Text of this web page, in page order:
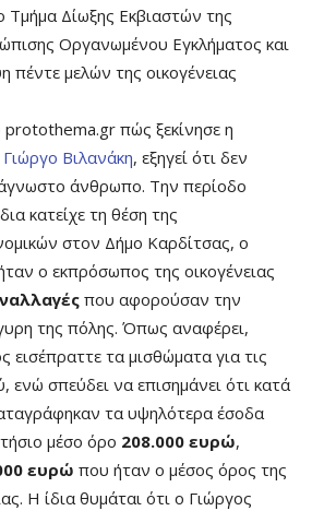
Τμήμα Δίωξης Εκβιαστών της
Οργανωμένου Εγκλήματος και
πέντε μελών της οικογένειας
πώς ξεκίνησε η
Γιώργο Βιλανάκη, εξηγεί ότι δεν
άνθρωπο. Την περίοδο
κατείχε τη θέση της
στον Δήμο Καρδίτσας, ο
ο εκπρόσωπος της οικογένειας
που αφορούσαν την
της πόλης. Όπως αναφέρει,
εισέπραττε τα μισθώματα για τις
ενώ σπεύδει να επισημάνει ότι κατά
τα υψηλότερα έσοδα
μέσο όρο 208.000 ευρώ,
ευρώ που ήταν ο μέσος όρος της
Η ίδια θυμάται ότι ο Γιώργος